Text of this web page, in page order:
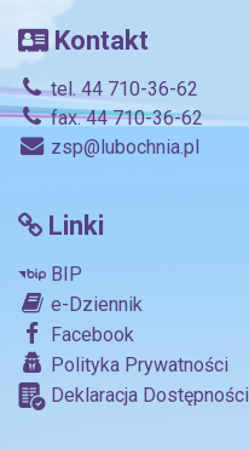
Kontakt
tel. 44 710-36-62
fax. 44 710-36-62
zsp@lubochnia.pl
Linki
BIP
e-Dziennik
Facebook
Polityka Prywatności
Deklaracja Dostępności